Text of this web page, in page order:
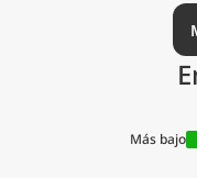
Más bajo